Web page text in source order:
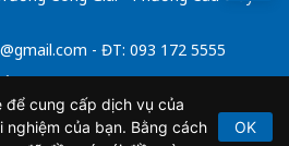
- ĐT: 093 172 5555
điện tử số 64/GP-BTTTT do Bộ
ngày 21/2/2020.
để cung cấp dịch vụ của
của bạn. Bằng cách
OK